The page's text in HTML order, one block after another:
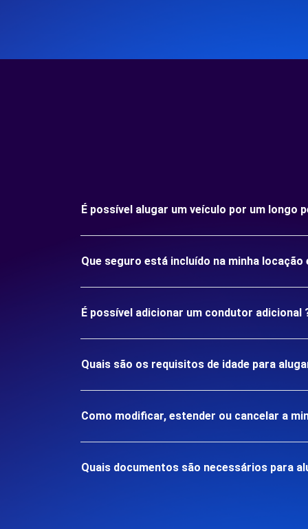
É possível alugar um veículo por um longo
Que seguro está incluído na minha locação
É possível adicionar um condutor adicional
Quais são os requisitos de idade para
Como modificar, estender ou cancelar a
Quais documentos são necessários para